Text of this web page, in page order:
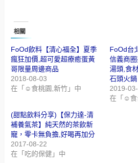
相關
FoOd飲料【清心福全】夏季
瘋狂加價,超可愛超療癒蛋黃
哥限量周邊商品
2018-08-03
在「☺食桃園,新竹」中
FoOd台
信義商
湯頭,食
石頭火鍋
2019-
在「☺食
(甜點飲料分享)【保力達-清
補養氣茶】純天然的茶飲新
寵，零卡無負擔,好喝再加分
2017-08-22
在「吃的保健」中